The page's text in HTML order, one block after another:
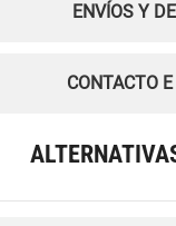
ENVÍOS Y
CONTACTO